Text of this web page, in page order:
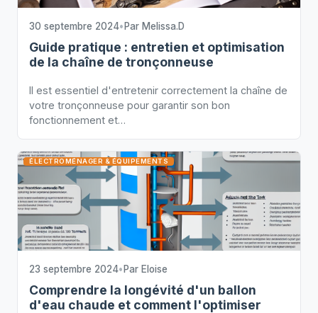
30 septembre 2024• Par Melissa.D
Guide pratique : entretien et optimisation
de la chaîne de tronçonneuse
Il est essentiel d'entretenir correctement la chaîne de
votre tronçonneuse pour garantir son bon
fonctionnement et…
ÉLECTROMÉNAGER & ÉQUIPEMENTS
23 septembre 2024• Par Eloise
Comprendre la longévité d'un ballon
d'eau chaude et comment l'optimiser